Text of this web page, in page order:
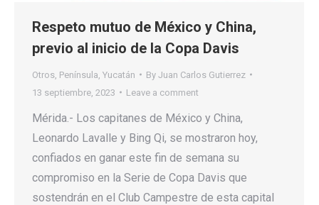
Respeto mutuo de México y China,
previo al inicio de la Copa Davis
Otros Península Yucatán By Juan Carlos Gutierrez
13 septiembre, 2023
Leave a comment
Mérida.- Los capitanes de México y China,
Leonardo Lavalle y Bing Qi, se mostraron hoy,
confiados en ganar este fin de semana su
compromiso en la Serie de Copa Davis que
sostendrán en el Club Campestre de esta capital